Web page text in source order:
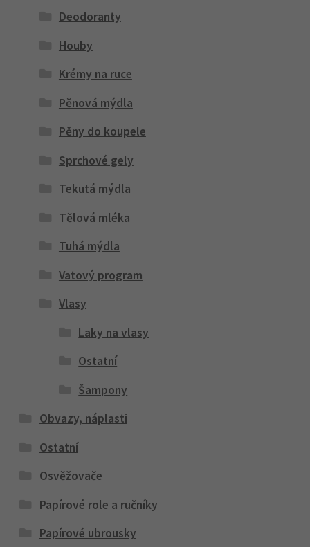
Deodoranty
Houby
Krémy na ruce
Pěnová mýdla
Pěny do koupele
Sprchové gely
Tekutá mýdla
Tělová mléka
Tuhá mýdla
Vatový program
Vlasy
Laky na vlasy
Ostatní
Šampony
Obvazy, náplasti
Ostatní
Osvěžovače
Papírové role a ručníky
Papírové ubrousky